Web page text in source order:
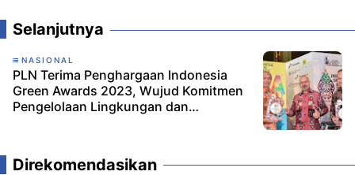
Selanjutnya
NASIONAL
PLN Terima Penghargaan Indonesia
Green Awards 2023, Wujud Komitmen
Pengelolaan Lingkungan dan
Direkomendasikan